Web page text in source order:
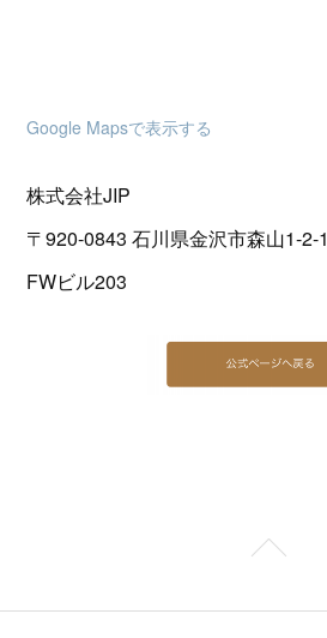
Google Mapsで表示する
株式会社JIP
〒920-0843 石川県金沢市森山1-2-1
FWビル203